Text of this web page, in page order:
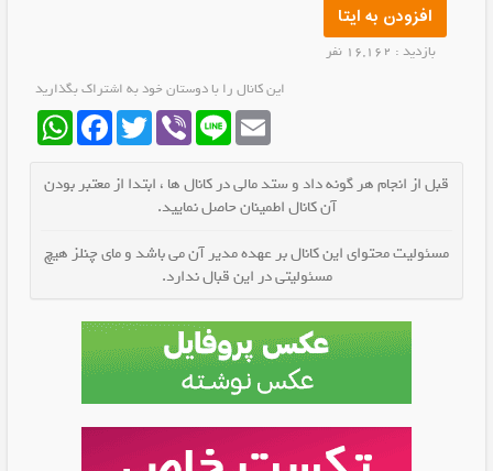
افزودن به ایتا
بازدید : 16,162 نفر
این کانال را با دوستان خود به اشتراک بگذارید
WhatsAppFacebookTwitter Viber Line Email
قبل از انجام هر گونه داد و ستد مالی در کانال ها ، ابتدا از معتبر بودن
آن کانال اطمینان حاصل نمایید.
مسئولیت محتوای این کانال بر عهده مدیر آن می باشد و مای چنلز هیچ
مسئولیتی در این قبال ندارد.